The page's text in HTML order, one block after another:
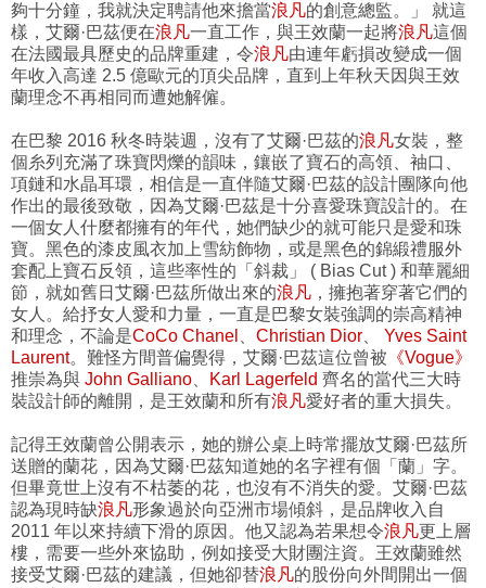
夠十分鐘，我就決定聘請他來擔當浪凡的創意總監。」 就這
樣，艾爾·巴茲便在浪凡一直工作，與王效蘭一起將浪凡這個
在法國最具歷史的品牌重建，令浪凡由連年虧損改變成一個
年收入高達 2.5 億歐元的頂尖品牌，直到上年秋天因與王效
蘭理念不再相同而遭她解僱。
在巴黎 2016 秋冬時裝週，沒有了艾爾·巴茲的浪凡女裝，整
個糸列充滿了珠寶閃爍的韻味，鑲嵌了寶石的高領、袖口、
項鏈和水晶耳環，相信是一直伴隨艾爾·巴茲的設計團隊向他
作出的最後致敬，因為艾爾·巴茲是十分喜愛珠寶設計的。在
一個女人什麼都擁有的年代，她們缺少的就可能只是愛和珠
寶。黑色的漆皮風衣加上雪紡飾物，或是黑色的錦緞禮服外
套配上寶石反領，這些率性的「斜裁」 ( Bias Cut ) 和華麗細
節，就如舊日艾爾·巴茲所做出來的浪凡 ，擁抱著穿著它們的
女人。給抒女人愛和力量，一直是巴黎女裝強調的崇高精神
和理念，不論是CoCo Chanel Christian Dior
Yves Saint
Laurent。難怪方間普偏覺得，艾爾·巴茲這位曾被 《Vogue》
推崇為與 John Galliano Karl Lagerfeld 齊名的當代三大時
裝設計師的離開，是王效蘭和所有浪凡愛好者的重大損失。
記得王效蘭曾公開表示，她的辦公桌上時常擺放艾爾·巴茲所
送贈的蘭花，因為艾爾·巴茲知道她的名字裡有個「蘭」字。
但畢竟世上沒有不枯萎的花，也沒有不消失的愛。艾爾·巴茲
認為現時缺浪凡形象過於向亞洲市場傾斜，是品牌收入自
2011 年以來持續下滑的原因。他又認為若果想令浪凡更上層
樓，需要一些外來協助，例如接受大財團注資。王效蘭雖然
接受艾爾·巴茲的建議，但她卻替浪凡的股份向外間開出一個